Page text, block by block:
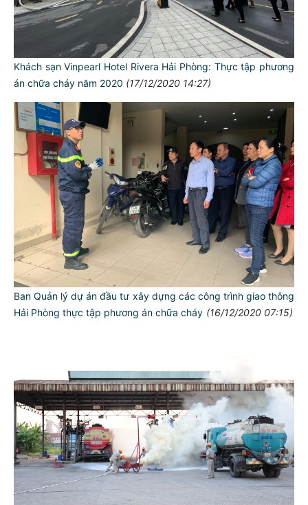
Khách sạn Vinpearl Hotel Rivera Hải Phòng: Thực tập phương
án chữa cháy năm 2020 (17/12/2020 14:27)
Ban Quản lý dự án đầu tư xây dựng các công trình giao thông
Hải Phòng thực tập phương án chữa cháy (16/12/2020 07:15)
TƯ CÁCH
NGƯỜI CÔNG AN CÁCH MỆNH LÀ:
Đối với tự mình, phải
CẦN, KIỆM, LIÊM, CHÍNH
Đối với đồng sự, phải
THÂN ÁI GIÚP ĐỠ
Đối với chính phủ, phải